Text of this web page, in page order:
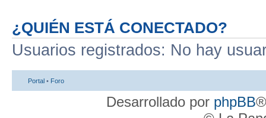
¿QUIÉN ESTÁ CONECTADO?
Usuarios registrados: No hay
Portal • Foro
Desarrollado por phpBB